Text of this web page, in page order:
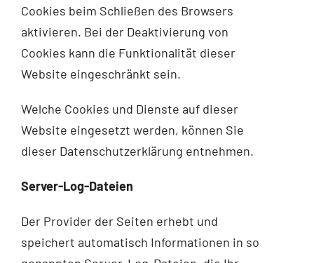
Cookies beim Schließen des Browsers
aktivieren. Bei der Deaktivierung von
Cookies kann die Funktionalität dieser
Website eingeschränkt sein.
Welche Cookies und Dienste auf dieser
Website eingesetzt werden, können Sie
dieser Datenschutzerklärung entnehmen.
Server-Log-Dateien
Der Provider der Seiten erhebt und
speichert automatisch Informationen in so